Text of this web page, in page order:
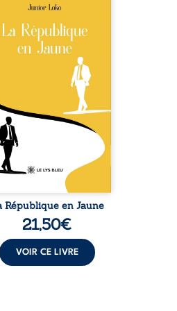
la naissance de
de races différentes
l’ordre établi :
est Noir et Junior est
bien que nés d’un
de Noirs. Très vite,
attire les médias
et transforme
blanc en une figure
sacrée, investie,
certains, d’une mission
Cependant, sous
couvert de ...
République en Jaune
21,50€
VOIR CE LIVRE